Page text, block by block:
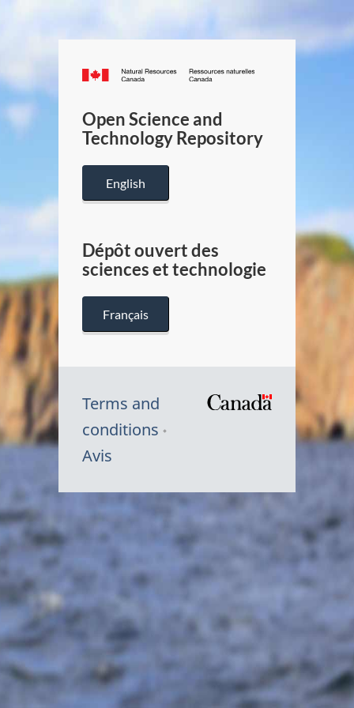
Canada.ca
/
Canada
Open Science and
Technology Repository
English
Dépôt ouvert des
sciences et technologie
Français
Terms and
conditions
Avis
Symbole
Canada